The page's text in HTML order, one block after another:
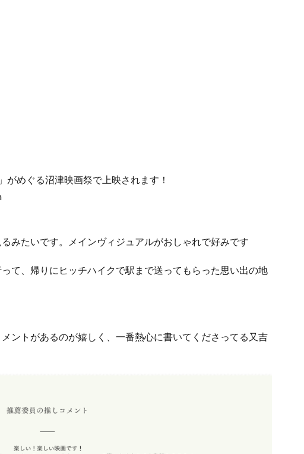
めぐる沼津映画祭で上映されます！
みたいです。メインヴィジュアルがおしゃれで好みです
て、帰りにヒッチハイクで駅まで送ってもらった思い出の地
ントがあるのが嬉しく、一番熱心に書いてくださってる又吉